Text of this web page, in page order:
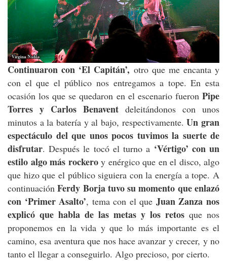
Continuaron con ‘El Capitán’, otro que me encanta y
con el que el público nos entregamos a tope. En esta
ocasión los que se quedaron en el escenario fueron Pipe
Torres y Carlos Benavent deleitándonos con unos
minutos a la batería y al bajo, respectivamente.Un gran
espectáculo del que unos pocos tuvimos la suerte de
disfrutar. Después le tocó el turno a ‘Vértigo’ con un
estilo algo más rockeroy enérgico que en el disco, algo
que hizo que el público siguiera con la energía a tope. A
continuaciónFerdy Borja tuvo su momento que enlazó
con ‘Primer Asalto’, tema con el que Juan Zanza nos
explicó que habla de las metas y los retos que nos
proponemos en la vida y que lo más importante es el
camino, esa aventura que nos hace avanzar y crecer, y no
tanto el llegar a conseguirlo. Algo precioso, por cierto.